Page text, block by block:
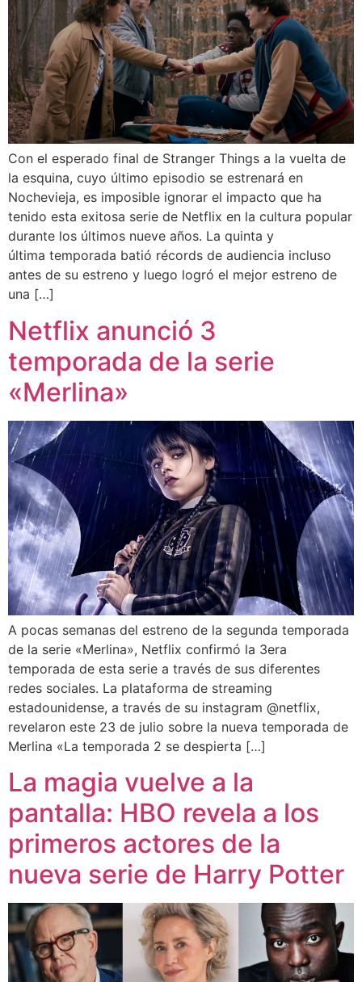
Con el esperado final de Stranger Things a la vuelta de
la esquina, cuyo último episodio se estrenará en
Nochevieja, es imposible ignorar el impacto que ha
tenido esta exitosa serie de Netflix en la cultura popular
durante los últimos nueve años. La quinta y
última temporada batió récords de audiencia incluso
antes de su estreno y luego logró el mejor estreno de
una […]
Netflix anunció 3
temporada de la serie
«Merlina»
A pocas semanas del estreno de la segunda temporada
de la serie «Merlina», Netflix confirmó la 3era
temporada de esta serie a través de sus diferentes
redes sociales. La plataforma de streaming
estadounidense, a través de su instagram @netflix,
revelaron este 23 de julio sobre la nueva temporada de
Merlina «La temporada 2 se despierta […]
La magia vuelve a la
pantalla: HBO revela a los
primeros actores de la
nueva serie de Harry Potter